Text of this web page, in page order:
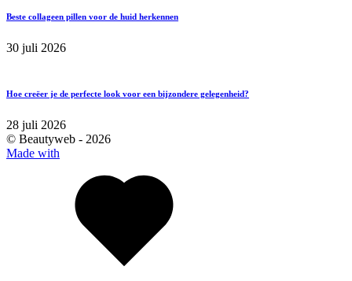
Beste collageen pillen voor de huid herkennen
30 juli 2026
Hoe creëer je de perfecte look voor een bijzondere gelegenheid?
28 juli 2026
© Beautyweb - 2026
Made with